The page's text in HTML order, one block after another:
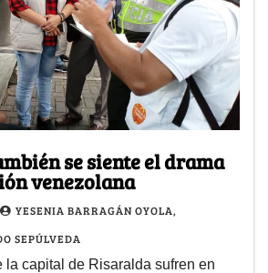
se siente el drama
venezolana
YESENIA BARRAGÁN OYOLA,
SEPÚLVEDA
la capital de Risaralda sufren en